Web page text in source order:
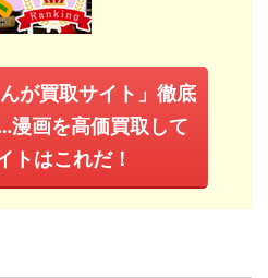
が買取サイト」徹底
漫画を高価買取して
トはこれだ！